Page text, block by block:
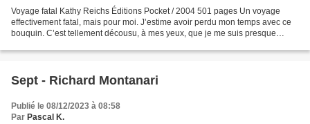
Voyage fatal Kathy Reichs Éditions Pocket / 2004 501 pages Un voyage
effectivement fatal, mais pour moi. J’estime avoir perdu mon temps avec ce
bouquin. C’est tellement décousu, à mes yeux, que je me suis presque
Sept - Richard Montanari
Publié le 08/12/2023 à 08:58
Par Pascal K.